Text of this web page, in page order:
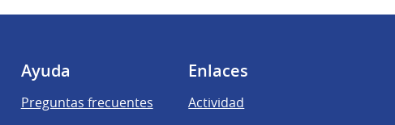
Ayuda
Preguntas frecuentes
Enlaces
Actividad